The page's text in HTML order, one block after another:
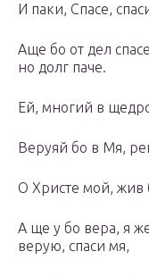
И паки, Спасе,
Аще бо от дел
но долг паче.
Ей, многий в
Веруяй бо в Мя,
О Христе мой, жив
А ще у бо вера, я
верую, спаси мя,